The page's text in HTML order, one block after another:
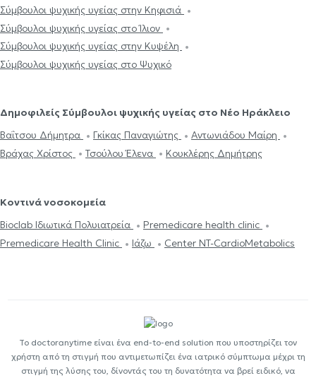
Σύμβουλοι ψυχικής υγείας στην Κηφισιά
Σύμβουλοι ψυχικής υγείας στο Ίλιον
Σύμβουλοι ψυχικής υγείας στην Κυψέλη
Σύμβουλοι ψυχικής υγείας στο Ψυχικό
Δημοφιλείς Σύμβουλοι ψυχικής υγείας στο Νέο Ηράκλειο
Βαΐτσου Δήμητρα
Γκίκας Παναγιώτης
Αντωνιάδου Μαίρη
Βράχας Χρίστος
Τσούλου Έλενα Κουκλέρης Δημήτρης
Κοντινά νοσοκομεία
Bioclab Ιδιωτικά Πολυιατρεία
Premedicare health clinic
Premedicare Health Clinic
Ιάζω Center NT-CardioMetabolics
Το doctoranytime είναι ένα end-to-end solution που υποστηρίζει τον
χρήστη από τη στιγμή που αντιμετωπίζει ένα ιατρικό σύμπτωμα μέχρι τη
στιγμή της λύσης του, δίνοντάς του τη δυνατότητα να βρεί ειδικό, να